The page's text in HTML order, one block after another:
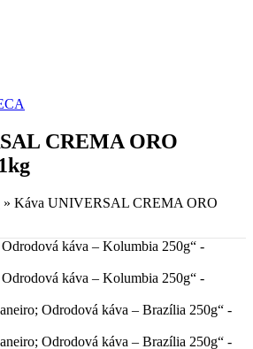
CREMA ORO
» Káva UNIVERSAL CREMA ORO
káva – Kolumbia 250g“ -
káva – Kolumbia 250g“ -
Odrodová káva – Brazília 250g“ -
Odrodová káva – Brazília 250g“ -